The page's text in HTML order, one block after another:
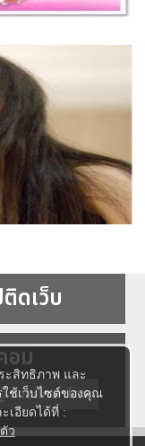
ะสิทธิภาพ และ
ช้เว็บไซต์ของคุณ
เอียดได้ที่ :
ว
ดเว็บ
อม
การศึกษาไทย